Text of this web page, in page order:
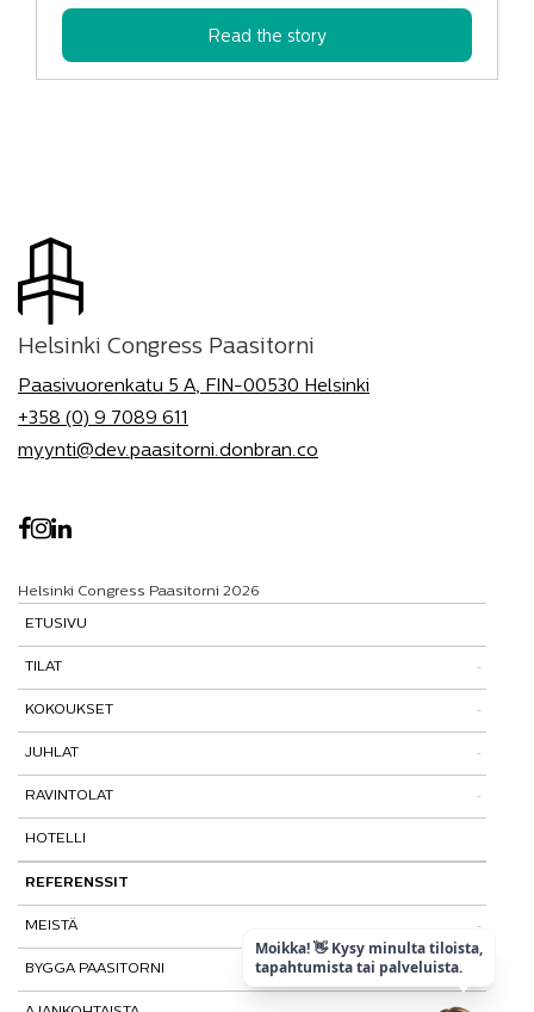
Read the story
Helsinki Congress Paasitorni
Paasivuorenkatu 5 A, FIN-00530 Helsinki
+358 (0) 9 7089 611
myynti@dev.paasitorni.donbran.co
Helsinki Congress Paasitorni 2026
ETUSIVU
TILAT
Tutustu tiloihimme
Tilat ja tarinat
Paasitorni-testi
KOKOUKSET
Kokouspaketit
Lisäpalvelut
JUHLAT
Pikkujoulut
RAVINTOLAT
Paasiravintola
Muut ravintolat
HOTELLI
REFERENSSIT
MEISTÄ
Kohtaamispaikka
BYGGA PAASITORNI
Moikka! 👋 Kysy minulta tiloista,
tapahtumista tai palveluista.